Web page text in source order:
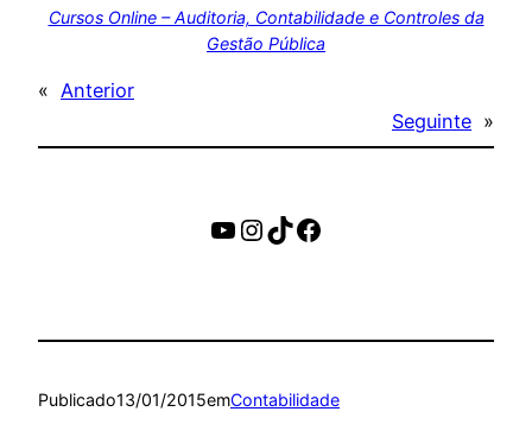
Cursos Online – Auditoria, Contabilidade e Controles da
Gestão Pública
« Anterior
Seguinte »
https://
Instagram
TikTok
Facebook
Publicado13/01/2015emContabilidade